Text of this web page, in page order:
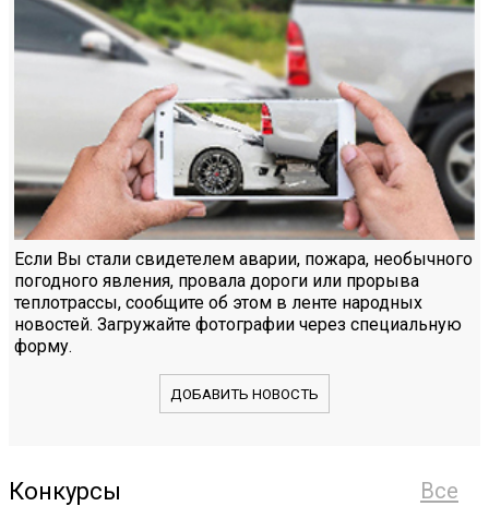
Если Вы стали свидетелем аварии, пожара, необычного
погодного явления, провала дороги или прорыва
теплотрассы, сообщите об этом в ленте народных
новостей. Загружайте фотографии через специальную
форму.
ДОБАВИТЬ НОВОСТЬ
Все
Конкурсы